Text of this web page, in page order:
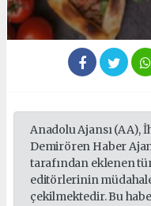
Anadolu Ajansı (AA),
Demirören Haber
tarafından eklenen
editörlerinin
çekilmektedir. Bu